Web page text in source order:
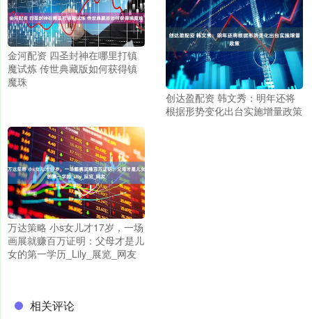
金河配资 四圣封神在哪里打镇
魔试炼 传世典藏版如何获得镇
魔珠
创达盈配资 韩文秀：明年还将
根据形势变化出台实施增量政策
万达策略 小s女儿才17岁，一场
画展就赚百万证明：父母才是儿
女的第一学历_Lily_展览_网友
相关评论